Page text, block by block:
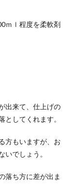
ｍｌ程度を柔軟剤
出来て、仕上げの
してくれます。
方もいますが、お
でしょう。
落ち方に差が出ま